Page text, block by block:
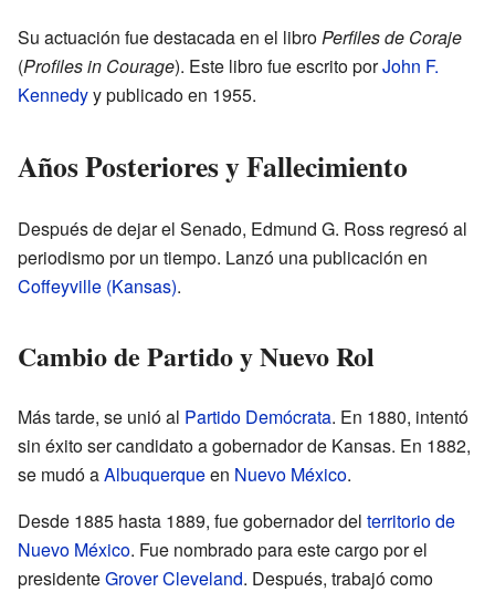
Su actuación fue destacada en el libroPerfiles de Coraje
(Profiles in Courage). Este libro fue escrito porJohn F.
Kennedyy publicado en 1955.
Años Posteriores y Fallecimiento
Después de dejar el Senado, Edmund G. Ross regresó al
periodismo por un tiempo. Lanzó una publicación en
Coffeyville (Kansas).
Cambio de Partido y Nuevo Rol
Más tarde, se unió al Partido Demócrata. En 1880, intentó
sin éxito ser candidato a gobernador de Kansas. En 1882,
se mudó aAlbuquerqueen Nuevo México.
Desde 1885 hasta 1889, fue gobernador del territorio de
Nuevo México. Fue nombrado para este cargo por el
presidenteGrover Cleveland. Después, trabajó como